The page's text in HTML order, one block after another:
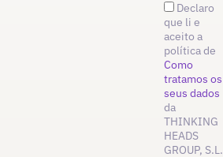
Declaro
que li e
aceito a
política de
Como
tratamos os
seus dados
da
THINKING
HEADS
GROUP, S.L.